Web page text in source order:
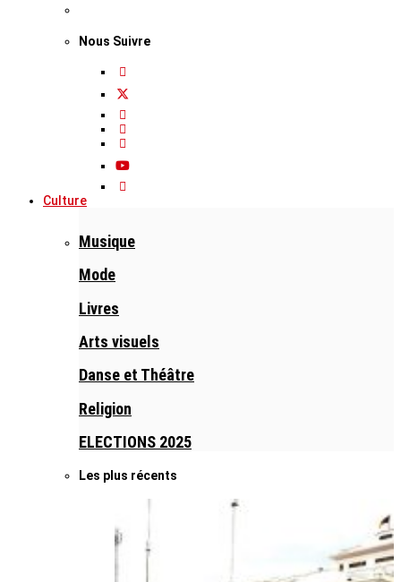
Nous Suivre
Culture
Musique
Mode
Livres
Arts visuels
Danse et Théâtre
Religion
ELECTIONS 2025
Les plus récents